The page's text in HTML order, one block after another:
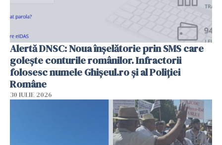
Alertă DNSC: Noua înșelătorie prin SMS care
golește conturile românilor. Infractorii
folosesc numele Ghișeul.ro și al Poliției
Române
30 IULIE 2026